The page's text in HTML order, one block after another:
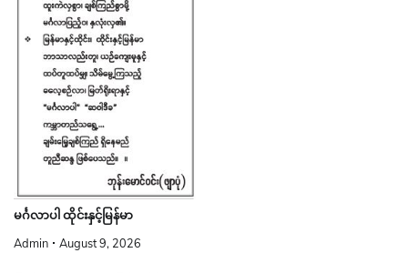
မင်္ဂလာပါ ထိုင်းနှင့်မြန်မာ
Admin August 9, 2026